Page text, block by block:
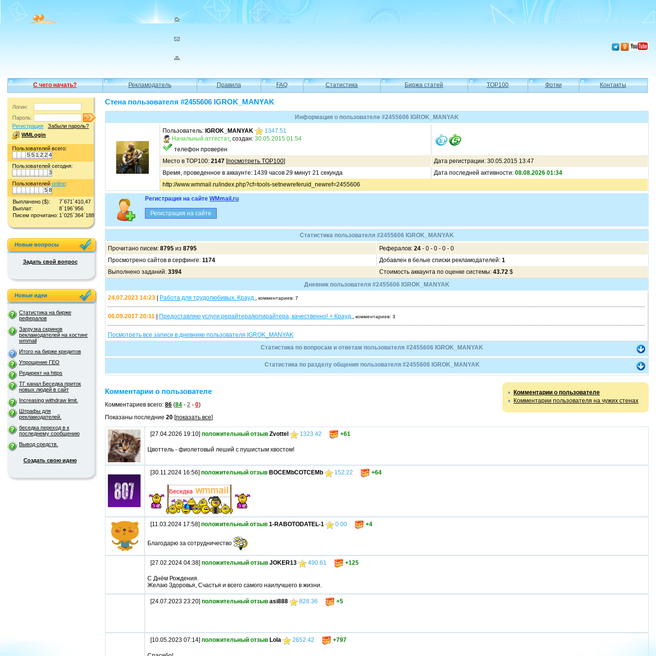
С чего начать? Рекламодатель Правила FAQ Статистика Биржа статей TOP100 Фотки Контакты
Логин:
Пароль:
Регистрация
Забыли пароль?
WMLogin
Пользователей всего:
5 5 1 2 2 4
Пользователей сегодня:
3
Пользователей online:
5 8
Выплачено ($):
7`671`410,47
Выплат:
8`196`956
Писем прочитано: 1`025`364`188
Новые вопросы
Задать свой вопрос
Новые идеи
Статистика на бирже
рефералов
Загрузка скринов
рекламодателей на хостинг
wmmail
Итого на бирже кредитов
Упрощение ГЕО
Редирект на https
ТГ канал Беседка приток
новых людей в сайт
Increasing withdraw limit.
Штрафы для
рекламодателей.
беседка переход в к
последнему сообщению
Вывод средств.
Создать свою идею
Стена пользователя #2455606 IGROK_MANYAK
Информация о пользователе #2455606 IGROK_MANYAK
Пользователь: IGROK_MANYAK
1347.51
Начальный аттестат, создан: 30.05.2015 01:54
телефон проверен
Место в TOP100: 2147 [посмотреть TOP100]
Дата регистрации: 30.05.2015 13:47
Время, проведенное в аккаунте: 1439 часов 29 минут 21 секунда
Дата последней активности: 08.08.2026 01:34
http://www.wmmail.ru/index.php?cf=tools-setnewreferuid_newref=2455606
Регистрация на сайте WMmail.ru
Статистика пользователя #2455606 IGROK_MANYAK
Прочитано писем: 8795 из 8795 Рефералов: 24 - 0 - 0 - 0 - 0
Просмотрено сайтов в серфинге: 1174 Добавлен в белые списки рекламодателей: 1
Выполнено заданий: 3394 Стоимость аккаунта по оценке системы: 43.72 $
Дневник пользователя #2455606 IGROK_MANYAK
24.07.2023 14:23
Работа для трудолюбивых. Крауд., комментариев: 7
06.09.2017 20:11 Предоставляю услуги рерайтера/копирайтера, качественно! + Крауд., комментариев: 3
Посмотреть все записи в дневнике пользователя IGROK_MANYAK
Статистика по вопросам и ответам пользователя #2455606 IGROK_MANYAK
Статистика по разделу общения пользователя #2455606 IGROK_MANYAK
Комментарии о пользователе
Комментарии пользователя на чужих стенах
Комментарии о пользователе
Комментариев всего: 86 (84 - 2 - 0)
Показаны последние 20 [показать все]
[27.04.2026 19:10] положительный отзыв Zvottel 1323.42 +61
Цвоттель - фиолетовый леший с пушистым хвостом!
[30.11.2024 16:56] положительный отзыв BOCEMbCOTCEMb 152.22 +64
[11.03.2024 17:58] положительный отзыв 1-RABOTODATEL-1 0.00 +4
Благодарю за сотрудничество
[27.02.2024 04:38] положительный отзыв JOKER13 490.61 +125
С Днём Рождения.
Желаю Здоровья, Счастья и всего самого наилучшего в жизни.
[24.07.2023 23:20] положительный отзыв asi888 828.36 +5
[10.05.2023 07:14] положительный отзыв Lola 2652.42 +797